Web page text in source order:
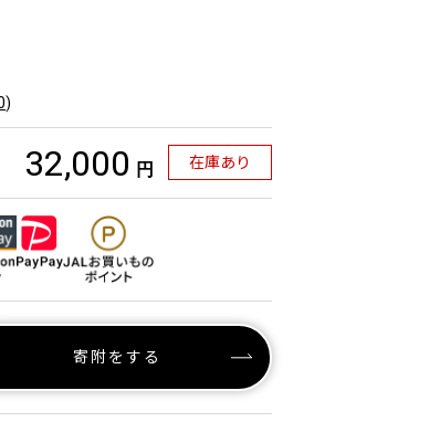
)
32,000 円 在庫あり
寄附をする